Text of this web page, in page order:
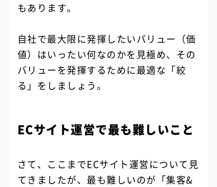
もあります。
自社で最大限に発揮したいバリュー（価
値）はいったい何なのかを見極め、その
バリューを発揮するために最適な「絞
る」をしましょう。
ECサイト運営で最も難しいこと
さて、ここまでECサイト運営について見
てきましたが、最も難しいのが「集客&